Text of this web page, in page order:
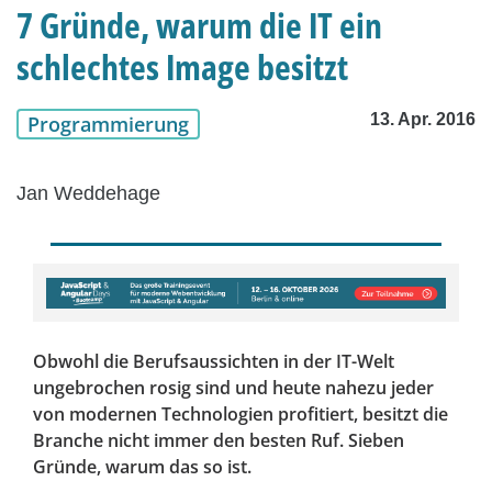
7 Gründe, warum die IT ein
schlechtes Image besitzt
Programmierung 13. Apr. 2016
Jan Weddehage
Obwohl die Berufsaussichten in der IT-Welt
ungebrochen rosig sind und heute nahezu jeder
von modernen Technologien profitiert, besitzt die
Branche nicht immer den besten Ruf. Sieben
Gründe, warum das so ist.